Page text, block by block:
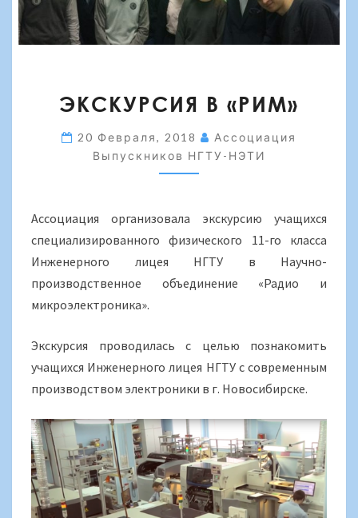
В
«РИМ»
ЭКСКУРСИЯ В «РИМ»
20 Февраля, 2018
Ассоциация
Выпускников НГТУ-НЭТИ
Ассоциация организовала экскурсию учащихся
специализированного физического 11-го класса
Инженерного лицея НГТУ в Научно-
производственное объединение «Радио и
микроэлектроника».
Экскурсия проводилась с целью познакомить
учащихся Инженерного лицея НГТУ с современным
производством электроники в г. Новосибирске.